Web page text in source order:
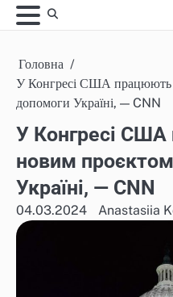
Skip
to
Головна
У Конгресі США працюють
допомоги Україні, — CNN
У Конгресі
новим
Україні, — CNN
04.03.2024 Anastasiia